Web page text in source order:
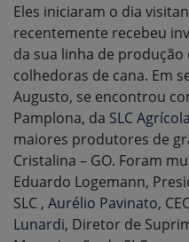
Eles iniciaram o dia
recentemente recebeu
da sua linha de
colhedoras de cana. Em
Augusto, se encontrou
Pamplona, da SLC
maiores produtores de
Cristalina – GO. Foram
Eduardo Logemann,
SLC , Aurélio Pavinato,
Lunardi, Diretor de